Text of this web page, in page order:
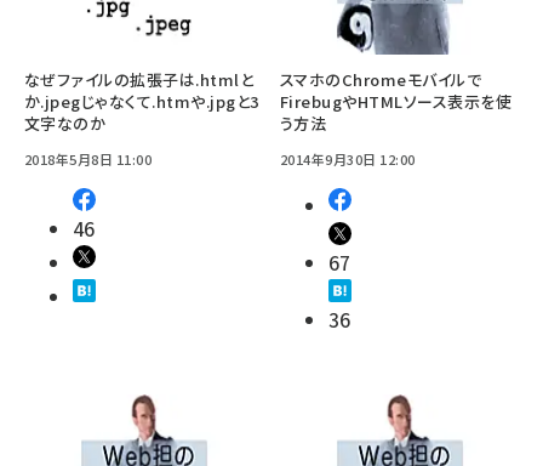
なぜファイルの拡張子は.htmlと
か.jpegじゃなくて.htmや.jpgと3
文字なのか
2018年5月8日 11:00
46
スマホのChromeモバイルで
FirebugやHTMLソース表示を使
う方法
2014年9月30日 12:00
67
36